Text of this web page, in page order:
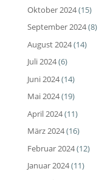
Oktober 2024(15)
September 2024(8)
August 2024(14)
Juli 2024(6)
Juni 2024(14)
Mai 2024(19)
April 2024(11)
März 2024(16)
Februar 2024(12)
Januar 2024(11)